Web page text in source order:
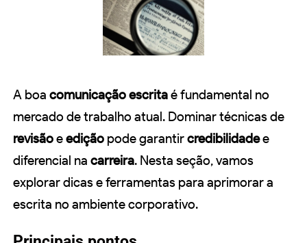
A boa comunicação escritaé fundamental no
mercado de trabalho atual. Dominar técnicas de
revisãoeedição pode garantircredibilidadee
diferencial na carreira. Nesta seção, vamos
explorar dicas e ferramentas para aprimorar a
escrita no ambiente corporativo.